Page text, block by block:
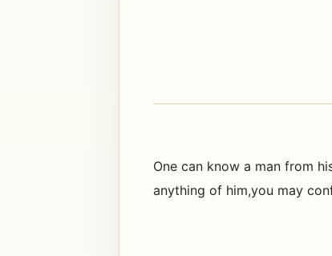
One can know a man from
anything of him,you may